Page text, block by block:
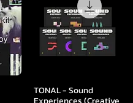
Snel overzicht
TONAL - Sound